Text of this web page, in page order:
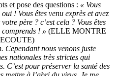
et pose des questions : « Vous
! Vous êtes venu exprès et avez
père ? c’est cela ? Vous êtes
! » (ELLE MONTRE
Cependant nous venons juste
nationales très strictes qui
C’est pour préserver la santé des